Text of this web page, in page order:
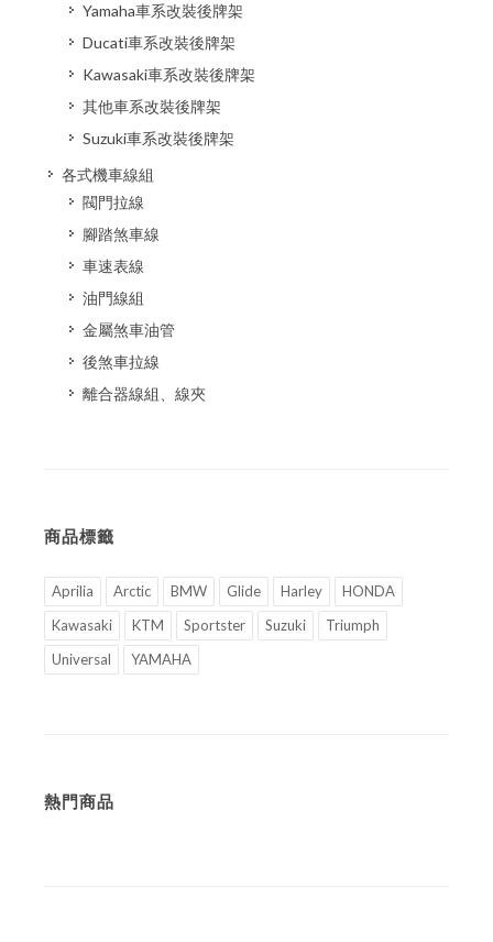
Yamaha車系改裝後牌架
Ducati車系改裝後牌架
Kawasaki車系改裝後牌架
其他車系改裝後牌架
Suzuki車系改裝後牌架
各式機車線組
閥門拉線
腳踏煞車線
車速表線
油門線組
金屬煞車油管
後煞車拉線
離合器線組、線夾
商品標籤
Aprilia Arctic BMW Glide Harley
HONDA
Kawasaki
KTM Sportster Suzuki
Triumph
Universal
YAMAHA
熱門商品